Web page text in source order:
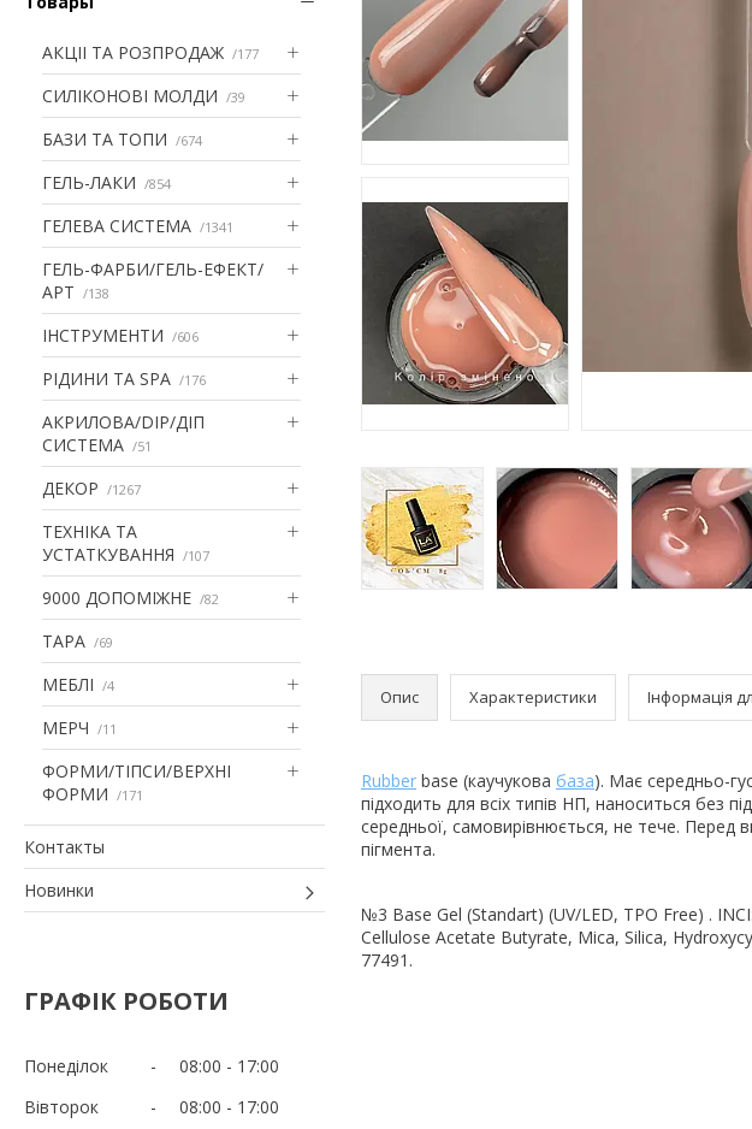
АКЦІІ ТА РОЗПРОДАЖ 177
СИЛІКОНОВІ МОЛДИ 39
БАЗИ ТА ТОПИ 674
ГЕЛЬ-ЛАКИ 854
ГЕЛЕВА СИСТЕМА 1341
ГЕЛЬ-ФАРБИ/ГЕЛЬ-ЕФЕКТ/
АРТ
138
ІНСТРУМЕНТИ 606
РІДИНИ ТА SPA 176
АКРИЛОВА/DIP/ДІП
СИСТЕМА
51
ДЕКОР 1267
ТЕХНІКА ТА
УСТАТКУВАННЯ
107
9000 ДОПОМІЖНЕ 82
ТАРА 69
МЕБЛІ 4
МЕРЧ 11
ФОРМИ/ТІПСИ/ВЕРХНІ
ФОРМИ
171
Контакты
Новинки
ГРАФІК РОБОТИ
Понеділок 08:00
17:00
Вівторок
08:00 17:00
Опис Характеристики Інформація
Rubber base (каучукова база). Має середньо-
підходить для всіх типів НП, наноситься без
середньої, самовирівнюється, не тече.
пігмента.
№3 Base Gel (Standart) (UV/LED, TPO Free) .
Cellulose Acetate Butyrate, Mica, Silica,
77491.